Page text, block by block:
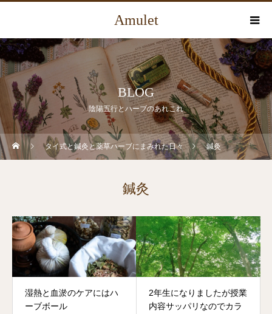
Amulet
BLOG
陰陽五行とハーブのあれこれ
タイ式と鍼灸と薬草ハーブにまみれた日々 鍼灸
鍼灸
湿熱と血淤のケアにはハ
ーブボール
2年生になりましたが授業
内容サッパリなのでカラ